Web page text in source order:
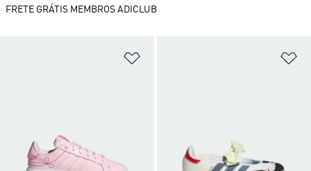
FRETE GRÁTIS MEMBROS ADICLUB